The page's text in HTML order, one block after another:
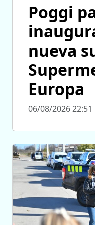
Poggi
nueva
Europa
06/08/2026 22:51